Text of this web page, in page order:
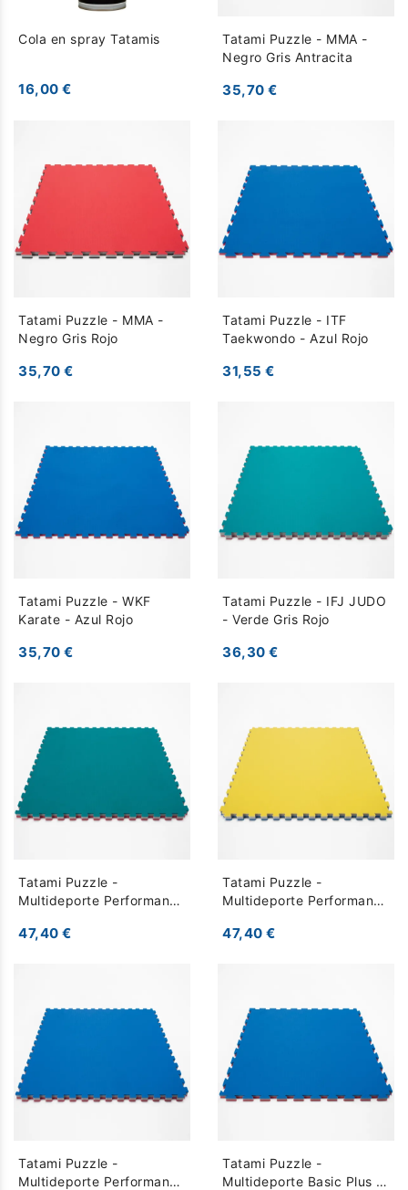
Cola en spray Tatamis
16,00 €
Tatami Puzzle - MMA -
Negro Gris Antracita
35,70 €
Tatami Puzzle - MMA -
Negro Gris Rojo
35,70 €
Tatami Puzzle - ITF
Taekwondo - Azul Rojo
31,55 €
Tatami Puzzle - WKF
Karate - Azul Rojo
35,70 €
Tatami Puzzle - IFJ JUDO
- Verde Gris Rojo
36,30 €
Tatami Puzzle -
Multideporte Performance
47,40 €
Tatami Puzzle -
Multideporte Performance
47,40 €
Tatami Puzzle -
Multideporte Performance
Tatami Puzzle -
Multideporte Basic Plus -